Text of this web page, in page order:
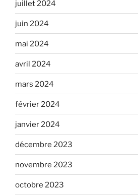
juillet 2024
juin 2024
mai 2024
avril 2024
mars 2024
février 2024
janvier 2024
décembre 2023
novembre 2023
octobre 2023